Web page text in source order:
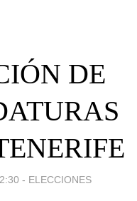
DE
- ELECCIONES